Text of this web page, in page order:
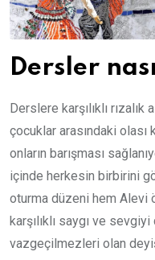
Dersler
Derslere karşılıklı rızalık
çocuklar arasındaki olası
onların barışması
içinde herkesin birbirini
oturma düzeni hem Alevi
karşılıklı saygı ve
vazgeçilmezleri olan